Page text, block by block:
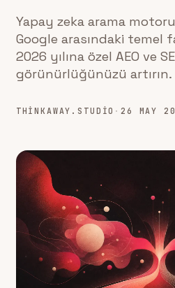
Yapay zeka arama
Google arasındaki temel
2026 yılına özel AEO ve
görünürlüğünüzü artırın.
THINKAWAY.STUDIO ·26 MAY